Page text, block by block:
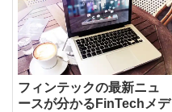
フィンテックの最新ニュ
ースが分かるFinTechメデ